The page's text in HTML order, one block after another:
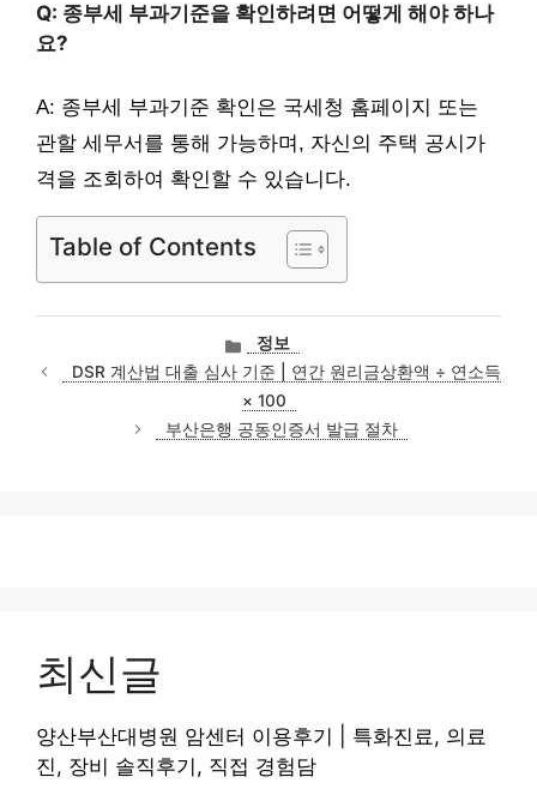
Q: 종부세 부과기준을 확인하려면 어떻게 해야 하나
요?
A: 종부세 부과기준 확인은 국세청 홈페이지 또는
관할 세무서를 통해 가능하며, 자신의 주택 공시가
격을 조회하여 확인할 수 있습니다.
Table of Contents
카
테
고
리
정보
DSR 계산법 대출 심사 기준 | 연간 원리금상환액 ÷ 연소득
× 100
부산은행 공동인증서 발급 절차
최신글
양산부산대병원 암센터 이용후기 | 특화진료, 의료
진, 장비 솔직후기, 직접 경험담